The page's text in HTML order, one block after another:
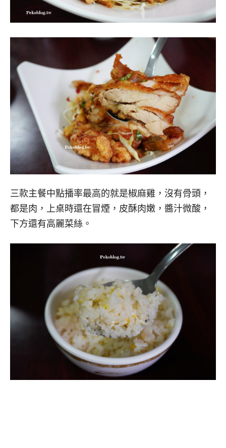
三款主餐中點播率最高的就是椒麻雞，沒有骨頭，
都是肉，上桌時還在冒煙，皮酥肉嫩，醬汁微酸，
下方還有高麗菜絲。